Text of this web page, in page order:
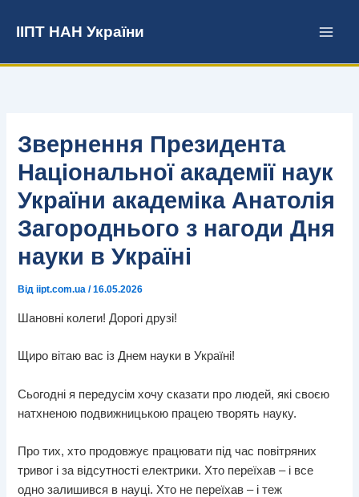
ІІПТ НАН України
Звернення Президента
Національної академії наук
України академіка Анатолія
Загороднього з нагоди Дня
науки в Україні
Відiipt.com.ua/16.05.2026
Шановні колеги! Дорогі друзі!
Щиро вітаю вас із Днем науки в Україні!
Сьогодні я передусім хочу сказати про людей, які своєю
натхненою подвижницькою працею творять науку.
Про тих, хто продовжує працювати під час повітряних
тривог і за відсутності електрики. Хто переїхав – і все
одно залишився в науці. Хто не переїхав – і теж